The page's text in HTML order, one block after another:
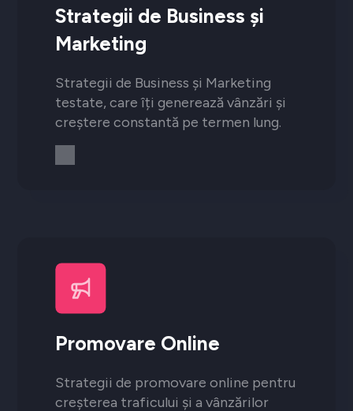
Strategii de Business și
Marketing
Strategii de Business și Marketing
testate, care îți generează vânzări și
creștere constantă pe termen lung.
Promovare Online
Strategii de promovare online pentru
creșterea traficului și a vânzărilor